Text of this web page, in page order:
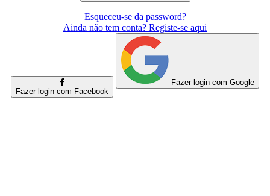
Esqueceu-se da password?
Ainda não tem conta? Registe-se aqui
Fazer login com Facebook
Fazer login com Google